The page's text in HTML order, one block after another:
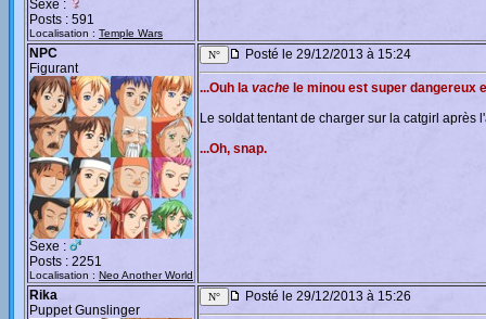
Sexe :
Posts : 591
Localisation : Temple Wars
NPC
Figurant
Sexe :
Posts : 2251
Localisation : Neo Another World
Posté le 29/12/2013 à 15:24
...Ouh la vache le minou est super dangereux
Le soldat tentant de charger sur la catgirl après
...Oh, snap.
Rika
Puppet Gunslinger
Posté le 29/12/2013 à 15:26